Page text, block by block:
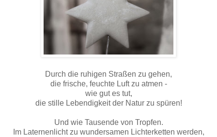
Durch die ruhigen Straßen zu gehen,
die frische, feuchte Luft zu atmen -
wie gut es tut,
die stille Lebendigkeit der Natur zu spüren!
Und wie Tausende von Tropfen.
Im Laternenlicht zu wundersamen Lichterketten werden,